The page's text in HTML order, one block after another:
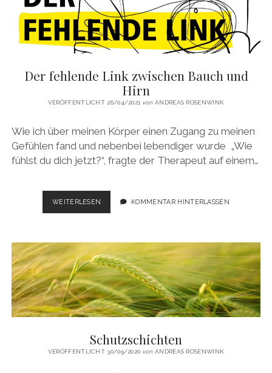
IN
DER
NATUR
Der fehlende Link zwischen Bauch und
Hirn
VERÖFFENTLICHT 26/04/2021 von ANDREAS ROSENWINK
Wie ich über meinen Körper einen Zugang zu meinen
Gefühlen fand und nebenbei lebendiger wurde „Wie
fühlst du dich jetzt?“, fragte der Therapeut auf einem…
WEITERLESEN
FEHLENDE
UND
HIRN
KOMMENTAR HINTERLASSEN
Schutzschichten
VERÖFFENTLICHT 30/09/2020 von ANDREAS ROSENWINK